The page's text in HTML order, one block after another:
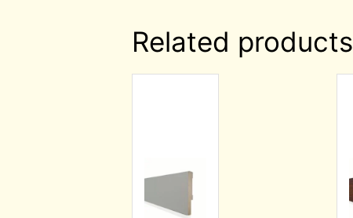
Related products